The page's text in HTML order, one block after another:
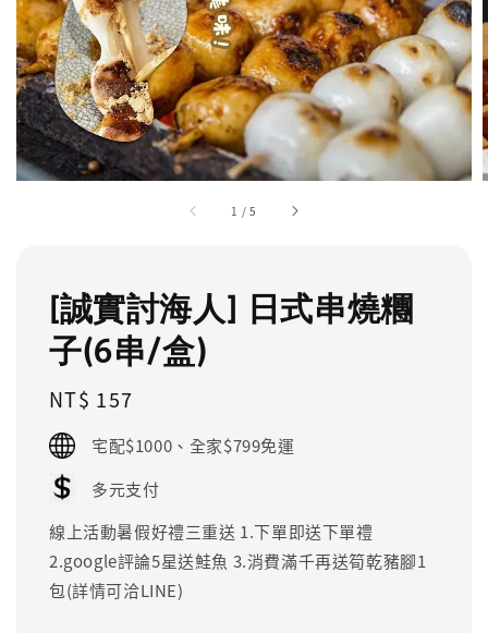
1 /5
[誠實討海人] 日式串燒糰
子(6串/盒)
Regular
price
NT$ 157
宅配$1000、全家$799免運
多元支付
線上活動暑假好禮三重送 1.下單即送下單禮
2.google評論5星送鮭魚 3.消費滿千再送筍乾豬腳1
包(詳情可洽LINE)